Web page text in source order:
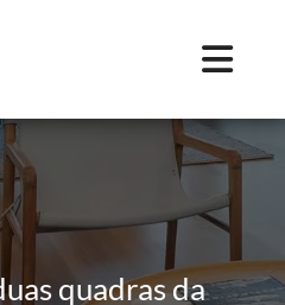
quadras da